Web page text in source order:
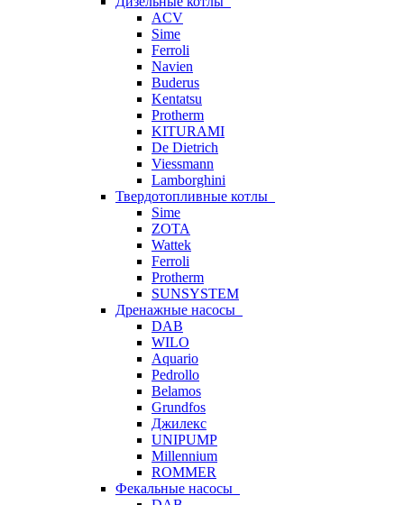
ACV
Sime
Ferroli
Navien
Buderus
Kentatsu
Protherm
KITURAMI
De Dietrich
Viessmann
Lamborghini
Твердотопливные котлы
Sime
ZOTA
Wattek
Ferroli
Protherm
SUNSYSTEM
Дренажные насосы
DAB
WILO
Aquario
Pedrollo
Belamos
Grundfos
Джилекс
UNIPUMP
Millennium
ROMMER
Фекальные насосы